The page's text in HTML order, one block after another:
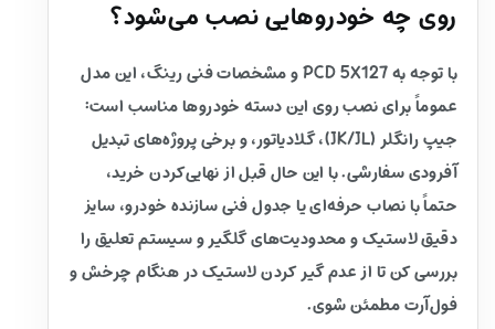
روی چه خودروهایی نصب می‌شود؟
با توجه به PCD 5X127 و مشخصات فنی رینگ، این مدل
عموماً برای نصب روی این دسته خودروها مناسب است:
جیپ رانگلر (JK/JL)، گلادیاتور، و برخی پروژه‌های تبدیل
آفرودی سفارشی. با این حال قبل از نهایی‌کردن خرید،
حتماً با نصاب حرفه‌ای یا جدول فنی سازنده خودرو، سایز
دقیق لاستیک و محدودیت‌های گلگیر و سیستم تعلیق را
بررسی کن تا از عدم گیر کردن لاستیک در هنگام چرخش و
فول‌آرت مطمئن شوی.